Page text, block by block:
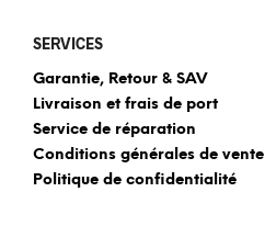
SERVICES
Garantie, Retour & SAV
Livraison et frais de port
Service de réparation
Conditions générales de vente
Politique de confidentialité